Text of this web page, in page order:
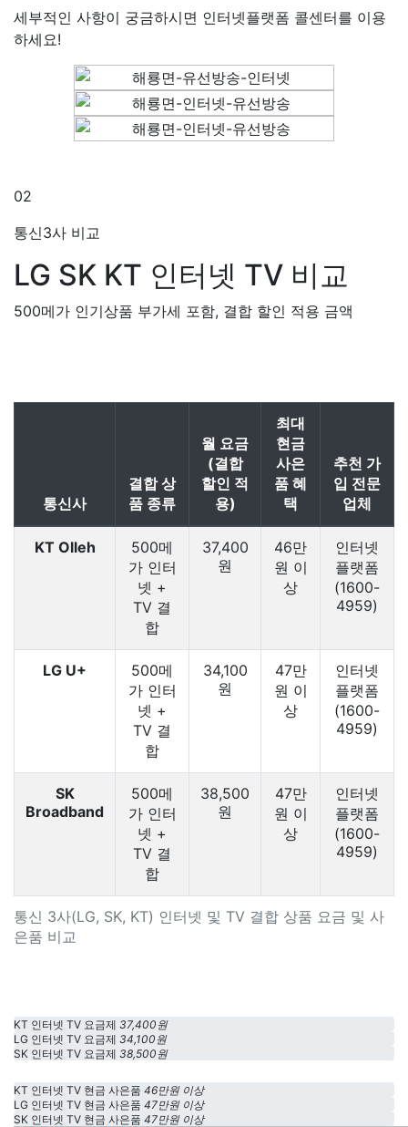
세부적인 사항이 궁금하시면 인터넷플랫폼 콜센터를 이용
하세요!
02
통신3사 비교
LG SK KT 인터넷 TV 비교
500메가 인기상품 부가세 포함, 결합 할인 적용 금액
통신 3사(LG, SK, KT) 인터넷 및 TV 결합 상품 요금 및 사
은품 비교
통신사
결합 상
품 종류
월 요금
(결합
할인 적
용)
최대
현금
사은
품 혜
택
추천 가
입 전문
업체
KT Olleh
500메
가 인터
넷 +
TV 결
합
37,400
원
46만
원 이
상
인터넷
플랫폼
(1600-
4959)
LG U+
500메
가 인터
넷 +
TV 결
합
34,100
원
47만
원 이
상
인터넷
플랫폼
(1600-
4959)
SK
Broadband
500메
가 인터
넷 +
TV 결
합
38,500
원
47만
원 이
상
인터넷
플랫폼
(1600-
4959)
KT 인터넷 TV 요금제 37,400원
LG 인터넷 TV 요금제 34,100원
SK 인터넷 TV 요금제 38,500원
KT 인터넷 TV 현금 사은품 46만원 이상
LG 인터넷 TV 현금 사은품 47만원 이상
SK 인터넷 TV 현금 사은품 47만원 이상